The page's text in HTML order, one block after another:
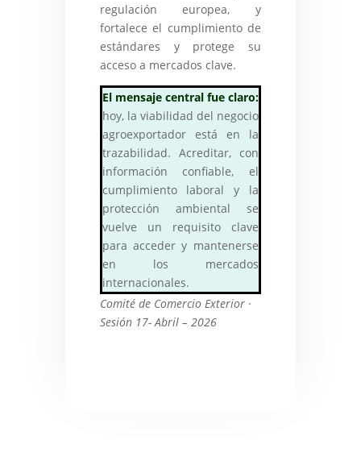
regulación europea, y
fortalece el cumplimiento de
estándares y protege su
acceso a mercados clave.
El mensaje central fue claro:
hoy, la viabilidad del negocio
agroexportador está en la
trazabilidad. Acreditar, con
información confiable, el
cumplimiento laboral y la
protección ambiental se
vuelve un requisito clave
para acceder y mantenerse
en los mercados
internacionales.
Comité de Comercio Exterior ·
Sesión 17- Abril – 2026